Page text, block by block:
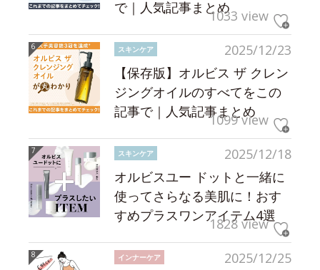
で｜人気記事まとめ1033 view
2025/12/23
スキンケア
【保存版】オルビス ザ クレン
ジングオイルのすべてをこの
記事で｜人気記事まとめ
1099 view
2025/12/18
スキンケア
オルビスユー ドットと一緒に
使ってさらなる美肌に！おす
すめプラスワンアイテム4選
1828 view
2025/12/25
インナーケア